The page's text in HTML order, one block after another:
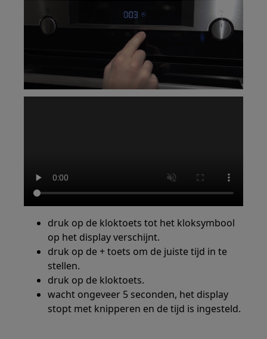
druk op de kloktoets tot het kloksymbool
op het display verschijnt.
druk op de + toets om de juiste tijd in te
stellen.
druk op de kloktoets.
wacht ongeveer 5 seconden, het display
stopt met knipperen en de tijd is ingesteld.